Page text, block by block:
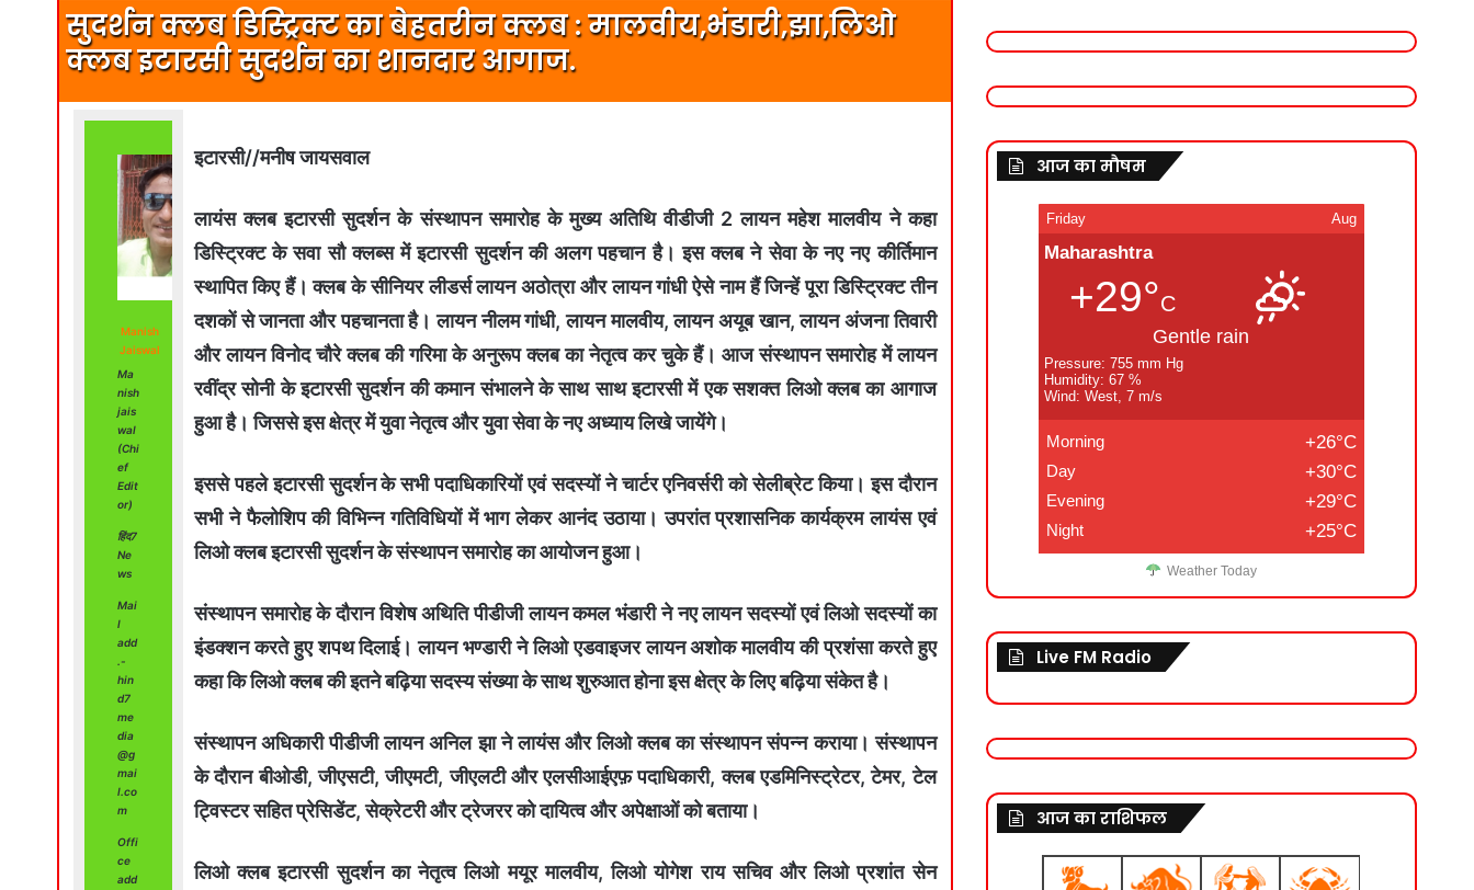
सुदर्शन क्लब डिस्ट्रिक्ट का बेहतरीन क्लब : मालवीय,भंडारी,झा,लिओ
क्लब इटारसी सुदर्शन का शानदार आगाज.
Manish
Jaiswal
Ma
nish
jais
wal
(Chi
ef
Edit
or)
हिंद7
Ne
ws
Mai
l
add
.-
hin
d7
me
dia
@g
mai
l.co
m
Offi
ce
add
इटारसी//मनीष जायसवाल
लायंस क्लब इटारसी सुदर्शन के संस्थापन समारोह के मुख्य अतिथि वीडीजी 2 लायन महेश मालवीय ने कहा
डिस्ट्रिक्ट के सवा सौ क्लब्स में इटारसी सुदर्शन की अलग पहचान है। इस क्लब ने सेवा के नए नए कीर्तिमान
स्थापित किए हैं। क्लब के सीनियर लीडर्स लायन अठोत्रा और लायन गांधी ऐसे नाम हैं जिन्हें पूरा डिस्ट्रिक्ट तीन
दशकों से जानता और पहचानता है। लायन नीलम गांधी, लायन मालवीय, लायन अयूब खान, लायन अंजना तिवारी
और लायन विनोद चौरे क्लब की गरिमा के अनुरूप क्लब का नेतृत्व कर चुके हैं। आज संस्थापन समारोह में लायन
रवींद्र सोनी के इटारसी सुदर्शन की कमान संभालने के साथ साथ इटारसी में एक सशक्त लिओ क्लब का आगाज
हुआ है। जिससे इस क्षेत्र में युवा नेतृत्व और युवा सेवा के नए अध्याय लिखे जायेंगे।
इससे पहले इटारसी सुदर्शन के सभी पदाधिकारियों एवं सदस्यों ने चार्टर एनिवर्सरी को सेलीब्रेट किया। इस दौरान
सभी ने फैलोशिप की विभिन्न गतिविधियों में भाग लेकर आनंद उठाया। उपरांत प्रशासनिक कार्यक्रम लायंस एवं
लिओ क्लब इटारसी सुदर्शन के संस्थापन समारोह का आयोजन हुआ।
संस्थापन समारोह के दौरान विशेष अथिति पीडीजी लायन कमल भंडारी ने नए लायन सदस्यों एवं लिओ सदस्यों का
इंडक्शन करते हुए शपथ दिलाई। लायन भण्डारी ने लिओ एडवाइजर लायन अशोक मालवीय की प्रशंसा करते हुए
कहा कि लिओ क्लब की इतने बढ़िया सदस्य संख्या के साथ शुरुआत होना इस क्षेत्र के लिए बढ़िया संकेत है।
संस्थापन अधिकारी पीडीजी लायन अनिल झा ने लायंस और लिओ क्लब का संस्थापन संपन्न कराया। संस्थापन
के दौरान बीओडी, जीएसटी, जीएमटी, जीएलटी और एलसीआईएफ़ पदाधिकारी, क्लब एडमिनिस्ट्रेटर, टेमर, टेल
ट्विस्टर सहित प्रेसिडेंट, सेक्रेटरी और ट्रेजरर को दायित्व और अपेक्षाओं को बताया।
लिओ क्लब इटारसी सुदर्शन का नेतृत्व लिओ मयूर मालवीय, लिओ योगेश राय सचिव और लिओ प्रशांत सेन
आज का मौषम
Friday Aug
Maharashtra
+29°C
Gentle rain
Pressure: 755 mm Hg
Humidity: 67 %
Wind: West, 7 m/s
Morning +26°C
Day +30°C
Evening +29°C
Night +25°C
Weather Today
Live FM Radio
आज का राशिफल